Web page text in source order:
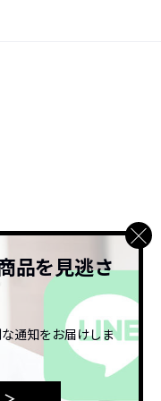
品を見逃さ
通知をお届けしま